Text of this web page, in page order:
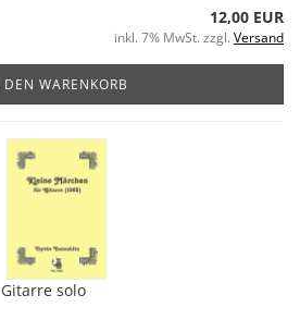
12,00 EUR
inkl. 7% MwSt. zzgl. Versand
DEN WARENKORB
solo